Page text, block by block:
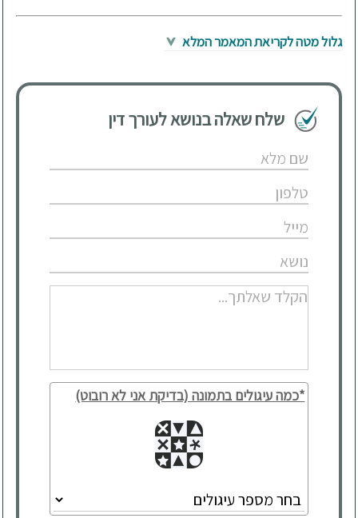
גלול מטה לקריאת המאמר המלא
שלח שאלה בנושא לעורך דין
*כמה עיגולים בתמונה (בדיקת אני לא רובוט)